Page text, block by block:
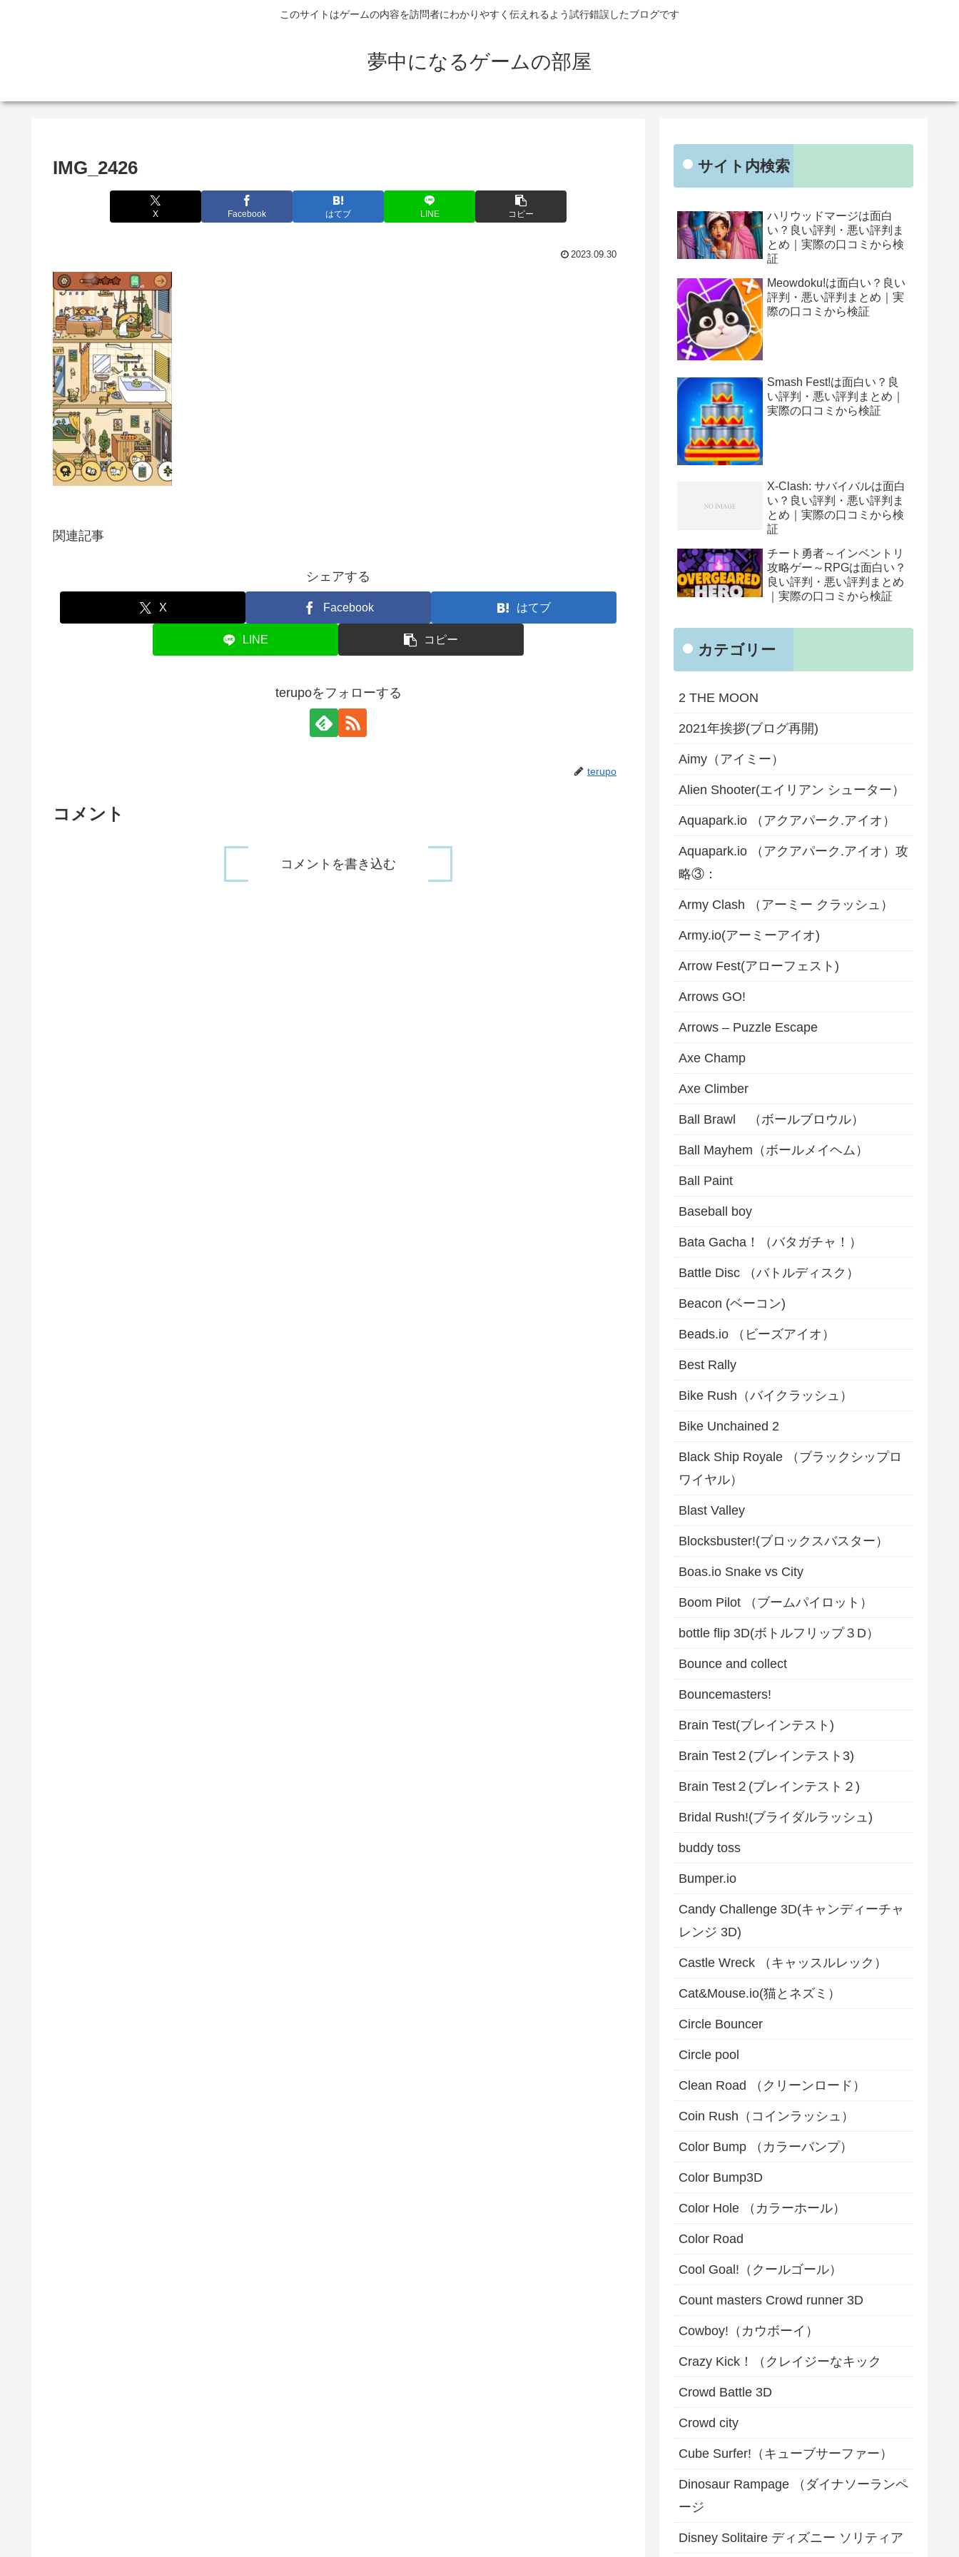
このサイトはゲームの内容を訪問者にわかりやすく伝えれるよう試行錯誤したブログです
夢中になるゲームの部屋
IMG_2426
X Facebook はてブ LINE コピー
2023.09.30
関連記事
シェアする
X Facebook はてブ
LINE コピー
terupoをフォローする
terupo
コメント
コメントを書き込む
サイト内検索
ハリウッドマージは面白
い？良い評判・悪い評判ま
とめ｜実際の口コミから検
証
Meowdoku!は面白い？良い
評判・悪い評判まとめ｜実
際の口コミから検証
Smash Fest!は面白い？良
い評判・悪い評判まとめ｜
実際の口コミから検証
X-Clash: サバイバルは面白
い？良い評判・悪い評判ま
とめ｜実際の口コミから検
証
チート勇者～インベントリ
攻略ゲー～RPGは面白い？
良い評判・悪い評判まとめ
｜実際の口コミから検証
カテゴリー
2 THE MOON
2021年挨拶(ブログ再開)
Aimy（アイミー）
Alien Shooter(エイリアン シューター）
Aquapark.io （アクアパーク.アイオ）
Aquapark.io （アクアパーク.アイオ）攻
略③：
Army Clash （アーミー クラッシュ）
Army.io(アーミーアイオ)
Arrow Fest(アローフェスト)
Arrows GO!
Arrows – Puzzle Escape
Axe Champ
Axe Climber
Ball Brawl （ボールブロウル）
Ball Mayhem（ボールメイヘム）
Ball Paint
Baseball boy
Bata Gacha！（バタガチャ！）
Battle Disc （バトルディスク）
Beacon (ベーコン)
Beads.io （ビーズアイオ）
Best Rally
Bike Rush（バイクラッシュ）
Bike Unchained 2
Black Ship Royale （ブラックシップロ
ワイヤル）
Blast Valley
Blocksbuster!(ブロックスバスター）
Boas.io Snake vs City
Boom Pilot （ブームパイロット）
bottle flip 3D(ボトルフリップ３D）
Bounce and collect
Bouncemasters!
Brain Test(ブレインテスト)
Brain Test２(ブレインテスト3)
Brain Test２(ブレインテスト２)
Bridal Rush!(ブライダルラッシュ)
buddy toss
Bumper.io
Candy Challenge 3D(キャンディーチャ
レンジ 3D)
Castle Wreck （キャッスルレック）
Cat&Mouse.io(猫とネズミ）
Circle Bouncer
Circle pool
Clean Road （クリーンロード）
Coin Rush（コインラッシュ）
Color Bump （カラーバンプ）
Color Bump3D
Color Hole （カラーホール）
Color Road
Cool Goal!（クールゴール）
Count masters Crowd runner 3D
Cowboy!（カウボーイ）
Crazy Kick！（クレイジーなキック
Crowd Battle 3D
Crowd city
Cube Surfer!（キューブサーファー）
Dinosaur Rampage （ダイナソーランペ
ージ
Disney Solitaire ディズニー ソリティア